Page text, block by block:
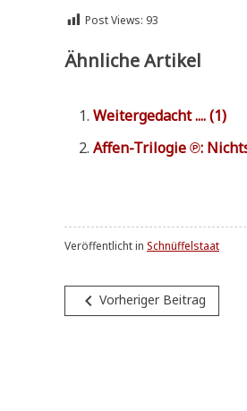
Post Views: 93
Ähnliche Artikel
Wei­ter­ge­dacht .... (1)
Affen-Tri­lo­gie ℗:
Veröffentlicht in Schnüffelstaat
Beitragsnavigation
navigate_before Vorheriger Beitrag